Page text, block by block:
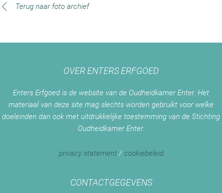
Terug naar foto archief
OVER ENTERS ERFGOED
Enters Erfgoed is de website van de Oudheidkamer Enter. Het
materiaal van deze site mag slechts worden gebruikt voor welke
doeleinden dan ook met uitdrukkelijke toestemming van de Stichting
Oudheidkamer Enter.
privacy statement/cookiebeleid
CONTACTGEGEVENS